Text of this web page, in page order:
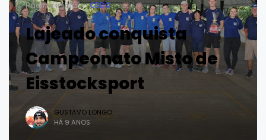
Página inicial CBDG
Lajeado conquista
Campeonato Misto de
Eisstocksport
GUSTAVO LONGO
HÁ 9 ANOS